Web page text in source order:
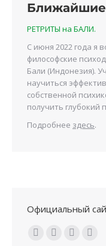
РЕТРИТЫ на БАЛИ.
С июня 2022 года я
философские
Бали (Индонезия).
научиться
собственной
получить глубокий
Подробнее здесь.
Официальный
Ищите нас: